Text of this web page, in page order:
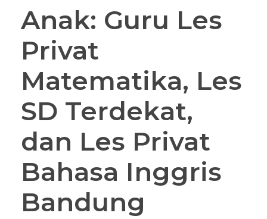
Anak: Guru Les
Privat
Matematika, Les
SD Terdekat,
dan Les Privat
Bahasa Inggris
Bandung